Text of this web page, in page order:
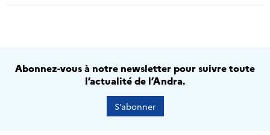
Abonnez-vous à notre newsletter pour suivre toute
l’actualité de l’Andra.
S’abonner